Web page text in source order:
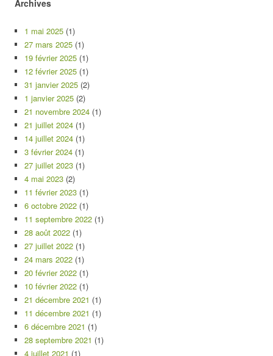
Archives
1 mai 2025 (1)
27 mars 2025 (1)
19 février 2025 (1)
12 février 2025 (1)
31 janvier 2025 (2)
1 janvier 2025 (2)
21 novembre 2024 (1)
21 juillet 2024 (1)
14 juillet 2024 (1)
3 février 2024 (1)
27 juillet 2023 (1)
4 mai 2023 (2)
11 février 2023 (1)
6 octobre 2022 (1)
11 septembre 2022 (1)
28 août 2022 (1)
27 juillet 2022 (1)
24 mars 2022 (1)
20 février 2022 (1)
10 février 2022 (1)
21 décembre 2021 (1)
11 décembre 2021 (1)
6 décembre 2021 (1)
28 septembre 2021 (1)
4 juillet 2021 (1)